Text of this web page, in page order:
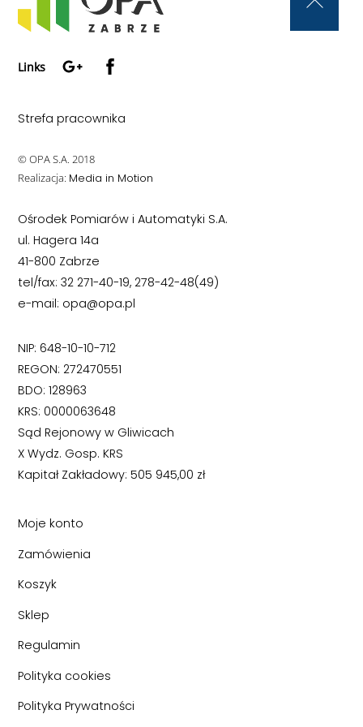
Links
Google+
Strefa pracownika
© OPA S.A. 2018
Realizacja: Media in Motion
Ośrodek Pomiarów i Automatyki S.A.
ul. Hagera 14a
41-800 Zabrze
tel/fax: 32 271-40-19, 278-42-48(49)
e-mail: opa@opa.pl
NIP: 648-10-10-712
REGON: 272470551
BDO: 128963
KRS: 0000063648
Sąd Rejonowy w Gliwicach
X Wydz. Gosp. KRS
Kapitał Zakładowy: 505 945,00 zł
Moje konto
Zamówienia
Koszyk
Sklep
Regulamin
Polityka cookies
Polityka Prywatności